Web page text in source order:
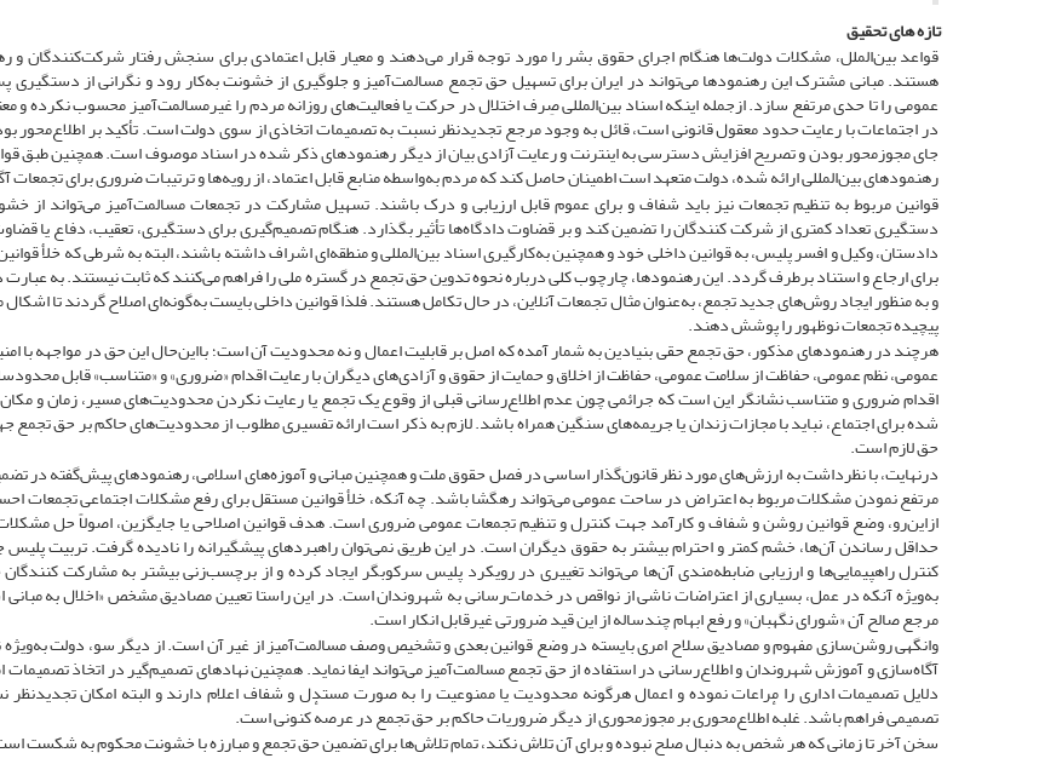
تازه های تحقیق
قواعد بین‌الملل، مشکلات دولت‌ها هنگام اجرای حقوق بشر را مورد توجه قرار می‌دهند و معیار قابل اعتمادی برای سنجش رفتار شرکت‌کنندگان و
هستند. مبانی مشترک این رهنمودها می‌تواند در ایران برای تسهیل حق تجمع مسالمت‌آمیز و جلوگیری از خشونت به‌کار رود و نگرانی از
عمومی را تا حدی مرتفع سازد. ازجمله اینکه اسناد بین‌المللی صِرف اختلال در حرکت یا فعالیت‌های روزانه مردم را غیرمسالمت‌آمیز محسوب نکرده و
در اجتماعات با رعایت حدود معقول قانونی است، قائل به وجود مرجع تجدیدنظر نسبت به تصمیمات اتخاذی از سوی دولت است. تأکید بر اطلاع‌محور
جای مجوزمحور بودن و تصریح افزایش دسترسی به اینترنت و رعایت آزادی بیان از دیگر رهنمودهای ذکر شده در اسناد موصوف است. همچنین طبق
رهنمودهای بین‌المللی ارائه شده، دولت متعهد است اطمینان حاصل کند که مردم به‌واسطه منابع قابل اعتماد، از رویه‌ها و ترتیبات ضروری برای تجمعات
قوانین مربوط به تنظیم تجمعات نیز باید شفاف و برای عموم قابل ارزیابی و درک باشند. تسهیل مشارکت در تجمعات مسالمت‌آمیز می‌تواند از
دستگیری تعداد کمتری از شرکت ‌کنندگان را تضمین کند و بر قضاوت دادگاه‌ها تأثیر بگذارد. هنگام تصمیم‌گیری برای دستگیری، تعقیب، دفاع یا
دادستان، وکیل و افسر پلیس، به قوانین داخلی خود و همچنین به‌کارگیری اسناد بین‌المللی و منطقه‌ای اشراف داشته باشند، البته به شرطی که خلأ
برای ارجاع و استناد برطرف گردد. این رهنمودها، چارچوب کلی درباره نحوه تدوین حق تجمع در گستره ملی را فراهم می‌کنند که ثابت نیستند. به عبارت
و به منظور ایجاد روش‌های جدید تجمع، به‌عنوان مثال تجمعات آنلاین، در حال تکامل هستند. فلذا قوانین داخلی بایست به‌گونه‌ای اصلاح گردند تا
پیچیده تجمعات نوظهور را پوشش دهند.
هرچند در رهنمودهای مذکور، حق تجمع حقی بنیادین به شمار آمده که اصل بر قابلیت اعمال و نه محدودیت آن است؛ بااین‌حال این حق در مواجهه با
عمومی، نظم عمومی، حفاظت از سلامت عمومی، حفاظت از اخلاق و حمایت از حقوق و آزادی‌های دیگران با رعایت اقدام «ضروری» و «متناسب» قابل
اقدام ضروری و متناسب نشانگر این است که جرائمی چون عدم اطلاع‌رسانی قبلی از وقوع یک تجمع یا رعایت نکردن محدودیت‌های مسیر، زمان و
شده برای اجتماع، نباید با مجازات زندان یا جریمه‌های سنگین همراه باشد. لازم به ذکر است ارائه تفسیری مطلوب از محدودیت‌های حاکم بر حق تجمع
حق لازم است.
درنهایت، با نظرداشت به ارزش‌های مورد نظر قانون‌گذار اساسی در فصل حقوق ملت و همچنین مبانی و آموزه‌های اسلامی، رهنمودهای پیش‌گفته در
مرتفع نمودن مشکلات مربوط به اعتراض در ساحت عمومی می‌تواند رهگشا باشد. چه آنکه، خلأ قوانین مستقل برای رفع مشکلات اجتماعی تجمعات
ازاین‌رو، وضع قوانین روشن و شفاف و کارآمد جهت کنترل و تنظیم تجمعات عمومی ضروری است. هدف قوانین اصلاحی یا جایگزین، اصولاً حل
حداقل رساندن آن‌ها، خشم کمتر و احترام بیشتر به حقوق دیگران است. در این طریق نمی‌توان راهبردهای پیشگیرانه را نادیده گرفت. تربیت پلیس
کنترل راهپیمایی‌ها و ارزیابی ضابطه‌مندی آن‌ها می‌تواند تغییری در رویکرد پلیس سرکوبگر ایجاد کرده و از برچسب‌زنی بیشتر به مشارکت‌ کنندگان
به‌ویژه آنکه در عمل، بسیاری از اعتراضات ناشی از نواقص در خدمات‌رسانی به شهروندان است. در این راستا تعیین مصادیق مشخص «اخلال به مبانی
مرجع صالح آن «شورای نگهبان» و رفع ابهام چندساله از این قید ضرورتی غیرقابل انکار است.
وانگهی روشن‌سازی مفهوم و مصادیق سلاح امری بایسته در وضع قوانین بعدی و تشخیص وصف مسالمت‌آمیز از غیر آن است. از دیگر سو، دولت
آگاه‌سازی و آموزش شهروندان و اطلاع‌رسانی در استفاده از حق تجمع مسالمت‌آمیز می‌تواند ایفا نماید. همچنین نهادهای تصمیم‌گیر در اتخاذ تصمیمات
دلایل تصمیمات اداری را مراعات نموده و اعمال هرگونه محدودیت یا ممنوعیت را به صورت مستدل و شفاف اعلام دارند و البته امکان
تصمیمی فراهم باشد. غلبهٔ اطلاع‌محوری بر مجوزمحوری از دیگر ضروریات حاکم بر حق تجمع در عرصهٔ کنونی است.
سخن آخر تا زمانی که هر شخص به دنبال صلح نبوده و برای آن تلاش نکند، تمام تلاش‌ها برای تضمین حق تجمع و مبارزه با خشونت محکوم به شکست